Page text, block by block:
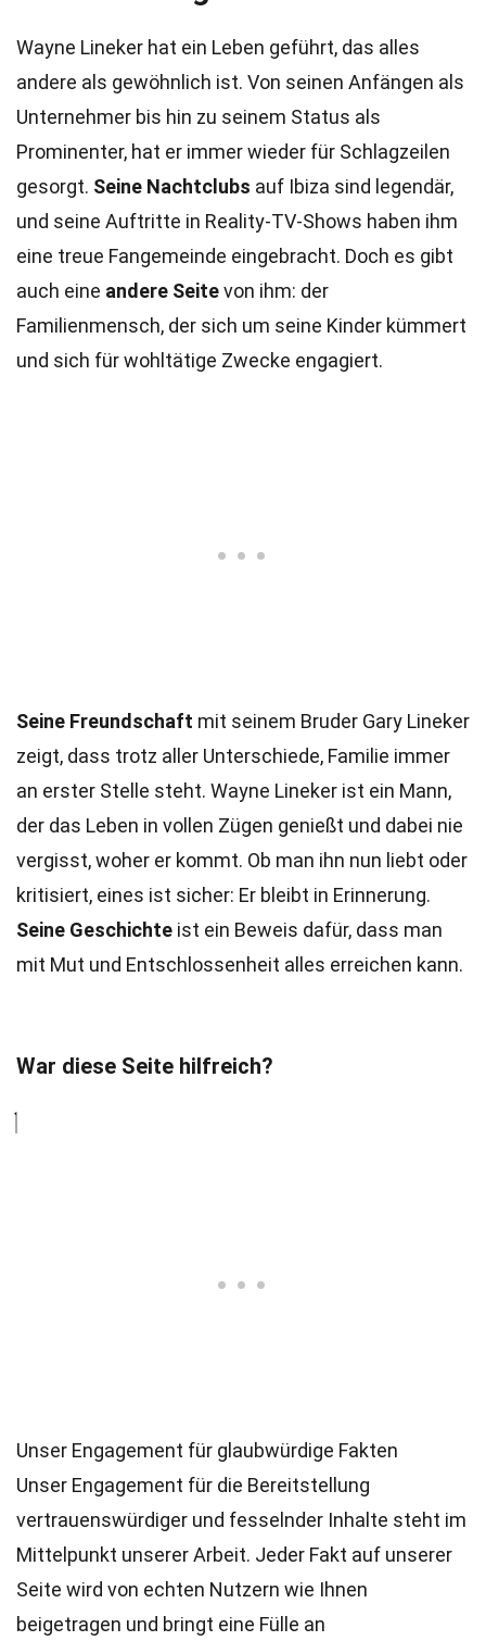
Wayne Lineker hat ein Leben geführt, das alles
andere als gewöhnlich ist. Von seinen Anfängen als
Unternehmer bis hin zu seinem Status als
Prominenter, hat er immer wieder für Schlagzeilen
gesorgt. Seine Nachtclubs auf Ibiza sind legendär,
und seine Auftritte in Reality-TV-Shows haben ihm
eine treue Fangemeinde eingebracht. Doch es gibt
auch eine andere Seitevon ihm: der
Familienmensch, der sich um seine Kinder kümmert
und sich für wohltätige Zwecke engagiert.
Seine Freundschaft mit seinem Bruder Gary Lineker
zeigt, dass trotz aller Unterschiede, Familie immer
an erster Stelle steht. Wayne Lineker ist ein Mann,
der das Leben in vollen Zügen genießt und dabei nie
vergisst, woher er kommt. Ob man ihn nun liebt oder
kritisiert, eines ist sicher: Er bleibt in Erinnerung.
Seine Geschichte ist ein Beweis dafür, dass man
mit Mut und Entschlossenheit alles erreichen kann.
War diese Seite hilfreich?
Unser Engagement für glaubwürdige Fakten
Unser Engagement für die Bereitstellung
vertrauenswürdiger und fesselnder Inhalte steht im
Mittelpunkt unserer Arbeit. Jeder Fakt auf unserer
Seite wird von echten Nutzern wie Ihnen
beigetragen und bringt eine Fülle an